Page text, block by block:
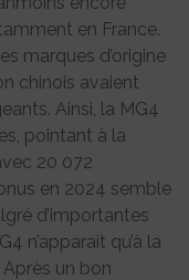
en France.
marques d’origine
chinois avaient
Ainsi, la MG4
pointant à la
20 072
en 2024 semble
d’importantes
n’apparait qu’à la
un bon